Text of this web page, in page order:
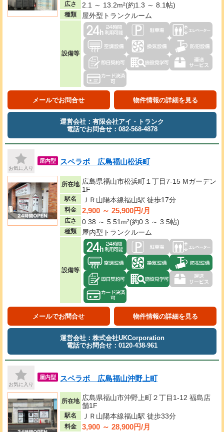
広さ 2.1 ～ 13.2m²(約1.3 ～ 8.1帖)
種類 屋外型トランクルーム
設備等
メールでお問合せ 物件情報の詳細を見る
運営会社：有限会社アイ・トランク
電話でお問合せ：082-568-4878
お気に入り
屋内型 スペラボ 広島福山松浜町
所在地 広島県福山市松浜町１丁目7-15 Mガーデン
1F
駅名 ＪＲ山陽本線福山駅 徒歩17分
料金 2,900 ～ 25,900円/月
広さ 0.38 ～ 5.51m²(約0.3 ～ 3.5帖)
種類 屋内型トランクルーム
設備等
メールでお問合せ 物件情報の詳細を見る
運営会社：株式会社UKCorporation
電話でお問合せ：0120-438-961
お気に入り
屋内型 スペラボ 広島福山沖野上町
所在地 広島県福山市沖野上町２丁目1-12 福島店
舗1F
駅名 ＪＲ山陽本線福山駅 徒歩33分
料金 3,900 ～ 28,900円/月